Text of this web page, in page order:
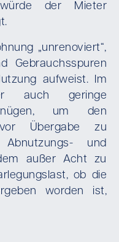
der Mieter
„unrenoviert“,
Gebrauchsspuren
aufweist. Im
auch geringe
um den
Übergabe zu
Abnutzungs- und
außer Acht zu
ob die
worden ist,